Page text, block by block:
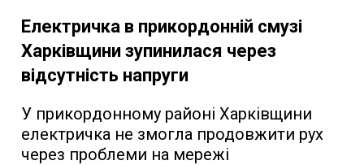
Електричка в прикордонній смузі
Харківщини зупинилася через
відсутність напруги
У прикордонному районі Харківщини
електричка не змогла продовжити рух
через проблеми на мережі